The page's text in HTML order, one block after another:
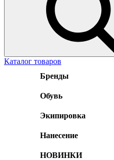
Каталог товаров
Бренды
Обувь
Экипировка
Нанесение
НОВИНКИ